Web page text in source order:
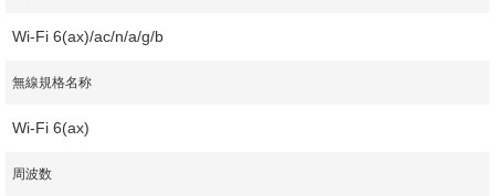
Wi-Fi 6(ax)/ac/n/a/g/b
無線規格名称
Wi-Fi 6(ax)
周波数